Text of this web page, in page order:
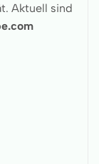
Aktuell sind